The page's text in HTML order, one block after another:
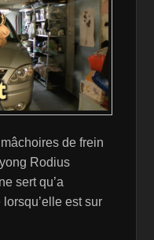
de frein
Rodius
sert qu’a
est sur